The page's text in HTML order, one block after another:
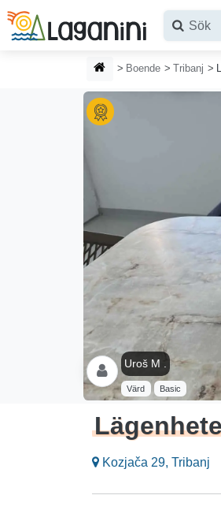
Hoppa till huvudinnehållet
HEMSIDA
Boende Tribanj
Uroš M .
Värd Basic
Kozjača 29, Tribanj